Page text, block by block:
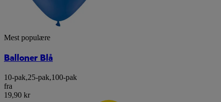
Mest populære
Balloner Blå
10-pak,25-pak,100-pak
fra
19,90 kr